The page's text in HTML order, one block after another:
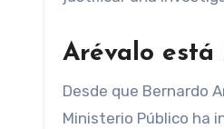
Arévalo está
Desde que Bernardo
Ministerio Público ha